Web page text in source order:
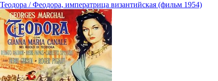
Теодора / Феодора, императрица византийская (фильм 1954)